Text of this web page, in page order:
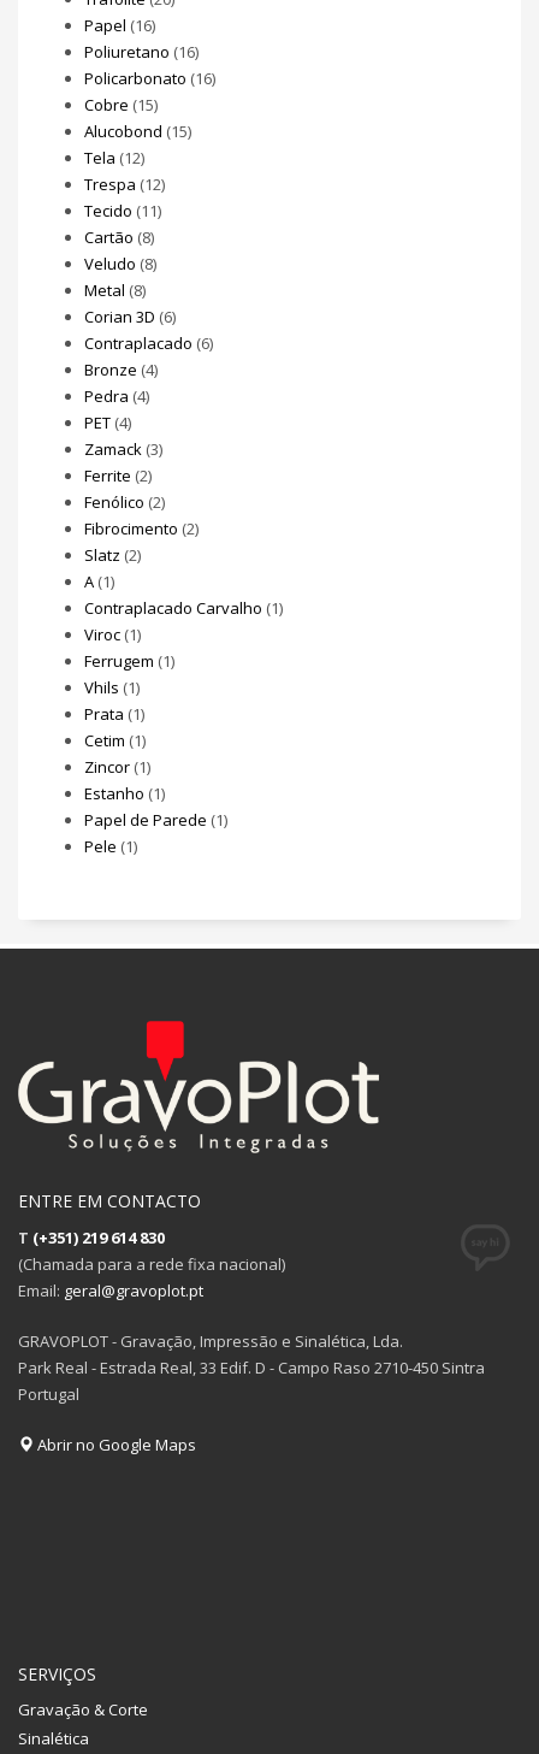
Papel (16)
Poliuretano (16)
Policarbonato (16)
Cobre (15)
Alucobond (15)
Tela (12)
Trespa (12)
Tecido (11)
Cartão (8)
Veludo (8)
Metal (8)
Corian 3D (6)
Contraplacado (6)
Bronze (4)
Pedra (4)
PET (4)
Zamack (3)
Ferrite (2)
Fenólico (2)
Fibrocimento (2)
Slatz (2)
A (1)
Contraplacado Carvalho (1)
Viroc (1)
Ferrugem (1)
Vhils (1)
Prata (1)
Cetim (1)
Zincor (1)
Estanho (1)
Papel de Parede (1)
Pele (1)
ENTRE EM CONTACTO
T (+351) 219 614 830
(Chamada para a rede fixa nacional)
Email: geral@gravoplot.pt
GRAVOPLOT - Gravação, Impressão e Sinalética, Lda.
Park Real - Estrada Real, 33 Edif. D - Campo Raso 2710-450 Sintra
Portugal
Abrir no Google Maps
SERVIÇOS
Gravação & Corte
Sinalética